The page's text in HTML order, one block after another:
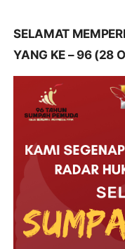
SELAMAT
YANG KE – 96 (28